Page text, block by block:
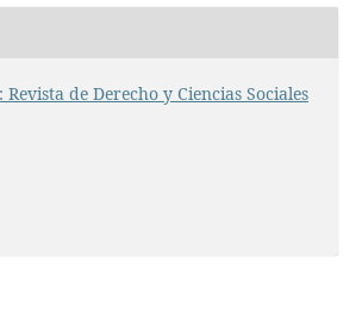
de Derecho y Ciencias Sociales